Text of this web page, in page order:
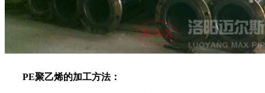
PE聚乙烯的加工方法：